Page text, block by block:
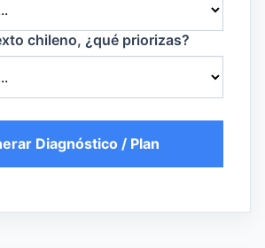
chileno, ¿qué priorizas?
Diagnóstico / Plan